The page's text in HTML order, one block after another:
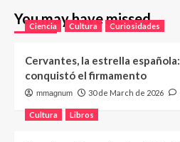
You may have missed
Ciencia Cultura Curiosidades
Cervantes, la estrella
conquistó el firmamento
mmagnum 30 de March de 2026
Cultura Libros